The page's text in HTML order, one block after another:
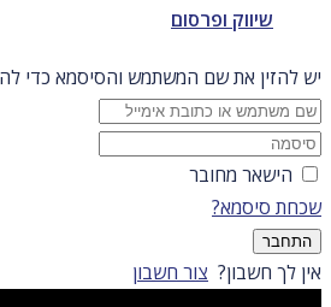
שיווק ופרסום
יש להזין את שם המשתמש והסיסמא כדי
הישאר מחובר
שכחת סיסמא?
התחבר
אין לך חשבון? צור חשבון